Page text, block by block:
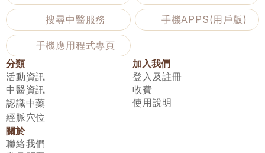
搜尋中醫服務 手機APPS(用戶版)
手機應用程式專頁
分類
活動資訊
中醫資訊
認識中藥
經脈穴位
加入我們
登入及註冊
收費
使用說明
關於
聯絡我們